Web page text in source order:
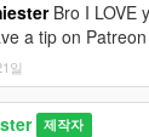
Bro I LOVE
a tip on
일
제작자